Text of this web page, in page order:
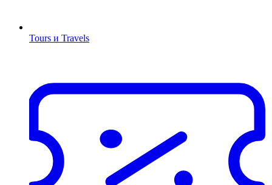
Tours и Travels